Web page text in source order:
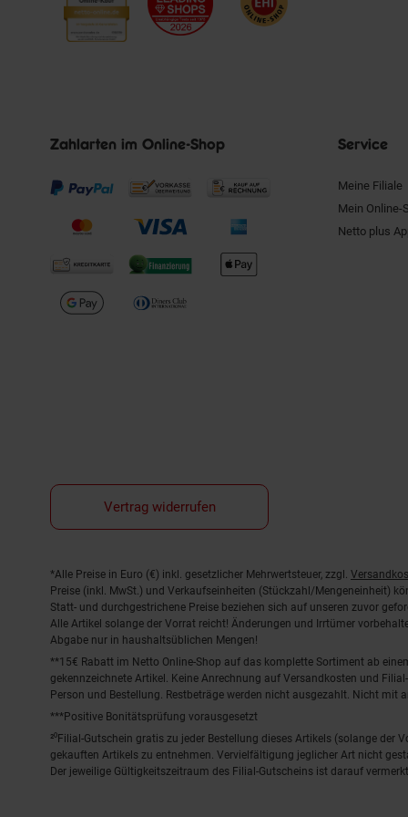
Zahlarten im Online-Shop Service
Meine Filiale
Mein Online-
Netto plus
Vertrag widerrufen
Fußnoten
*Alle Preise in Euro (€) inkl. gesetzlicher Mehrwertsteuer, zzgl.
Preise (inkl. MwSt.) und Verkaufseinheiten (Stückzahl/Mengeneinheit)
Statt- und durchgestrichene Preise beziehen sich auf unseren zuvor
Alle Artikel solange der Vorrat reicht! Änderungen und Irrtümer
Abgabe nur in haushaltsüblichen Mengen!
**15€ Rabatt im Netto Online-Shop auf das komplette Sortiment ab
gekennzeichnete Artikel. Keine Anrechnung auf Versandkosten und
Person und Bestellung. Restbeträge werden nicht ausgezahlt. Nicht mit
***Positive Bonitätsprüfung vorausgesetzt
²⁰Filial-Gutschein gratis zu jeder Bestellung dieses Artikels (solange
gekauften Artikels zu entnehmen. Vervielfältigung jeglicher Art nicht
Der jeweilige Gültigkeitszeitraum des Filial-Gutscheins ist darauf vermerkt.